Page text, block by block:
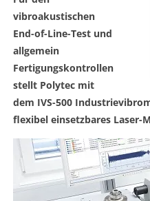
vibroakustischen
End-of-Line-Test und
allgemein
Fertigungskontrollen
stellt Polytec mit
dem IVS-500
flexibel einsetzbares Laser-